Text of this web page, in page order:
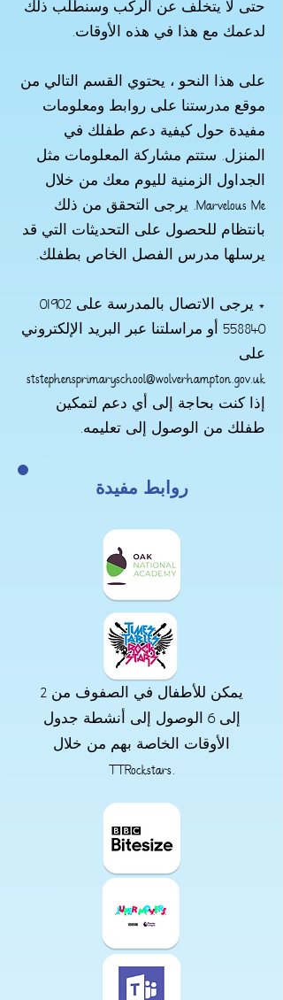
حتى لا يتخلف عن الركب وسنطلب ذلك
لدعمك مع هذا في هذه الأوقات.
على هذا النحو ، يحتوي القسم التالي من
موقع مدرستنا على روابط ومعلومات
مفيدة حول كيفية دعم طفلك في
المنزل. ستتم مشاركة المعلومات مثل
الجداول الزمنية لليوم معك من خلال
Marvelous Me. يرجى التحقق من ذلك
بانتظام للحصول على التحديثات التي قد
يرسلها مدرس الفصل الخاص بطفلك.
* يرجى الاتصال بالمدرسة على 01902
558840 أو مراسلتنا عبر البريد الإلكتروني
على
ststephensprimaryschool@wolverhampton.gov.uk
إذا كنت بحاجة إلى أي دعم لتمكين
طفلك من الوصول إلى تعليمه.
روابط مفيدة
يمكن للأطفال في الصفوف من 2
إلى 6 الوصول إلى أنشطة جدول
الأوقات الخاصة بهم من خلال
TTRockstars.